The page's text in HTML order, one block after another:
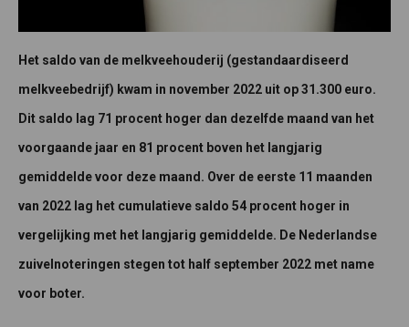
Het saldo van de melkveehouderij (gestandaardiseerd
melkveebedrijf) kwam in november 2022 uit op 31.300 euro.
Dit saldo lag 71 procent hoger dan dezelfde maand van het
voorgaande jaar en 81 procent boven het langjarig
gemiddelde voor deze maand. Over de eerste 11 maanden
van 2022 lag het cumulatieve saldo 54 procent hoger in
vergelijking met het langjarig gemiddelde. De Nederlandse
zuivelnoteringen stegen tot half september 2022 met name
voor boter.